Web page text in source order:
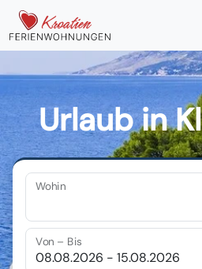
Urlaub in
Wohin
Von – Bis